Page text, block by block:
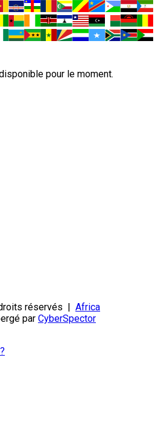
pour le moment.
réservés | Africa
par CyberSpector